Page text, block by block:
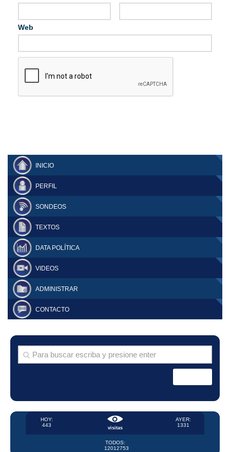
Web
INICIO
PERFIL
SONDEOS
TEXTOS
DATA POLÍTICA
VIDEOS
ADMINISTRAR
CONTACTO
visitas
HOY:
443
AYER:
1331
TODOS:
12012753